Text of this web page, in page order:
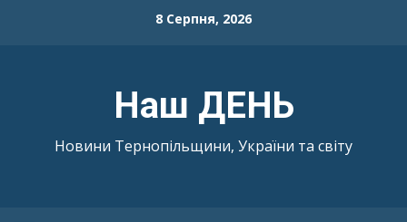
8 Серпня, 2026
Наш ДЕНЬ
Новини Тернопільщини, України та світу